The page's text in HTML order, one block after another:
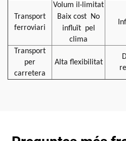
Transport
ferroviari
Volum il·limitat
Baix cost
No
influït pel
clima
Transport
per
carretera
Alta flexibilitat